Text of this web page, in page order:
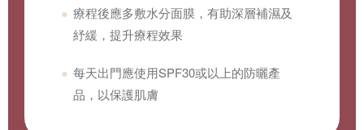
療程後應多敷水分面膜，有助深層補濕及
紓緩，提升療程效果
每天出門應使用SPF30或以上的防曬產
品，以保護肌膚